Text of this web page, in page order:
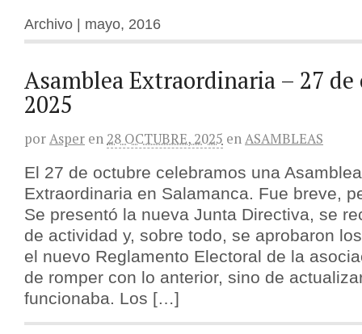
Archivo | mayo, 2016
Asamblea Extraordinaria – 27 de
2025
porAsper en 28 OCTUBRE, 2025 enASAMBLEAS
El 27 de octubre celebramos una
Extraordinaria en Salamanca. Fue breve,
Se presentó la nueva Junta Directiva, se
de actividad y, sobre todo, se aprobaron
el nuevo Reglamento Electoral de la
de romper con lo anterior, sino de
funcionaba. Los […]